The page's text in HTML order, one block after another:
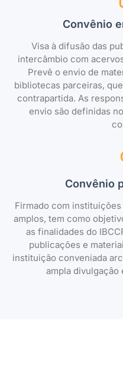
Convênio
Visa à difusão das
intercâmbio com
Prevê o envio de
bibliotecas parceiras,
contrapartida. As
envio são definidas
Convênio
Firmado com
amplos, tem como
as finalidades do
publicações e
instituição conveniada
ampla